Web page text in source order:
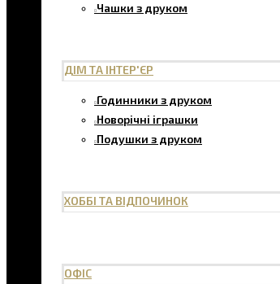
Чашки з друком
ДІМ ТА ІНТЕР'ЄР
Годинники з друком
Новорічні іграшки
Подушки з друком
ХОББІ ТА ВІДПОЧИНОК
ОФІС